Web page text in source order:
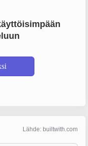
Lähde: builtwith.com